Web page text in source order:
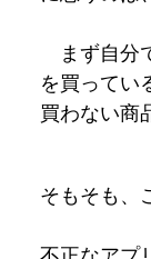
まず自分
を買ってい
買わない商
そもそも、